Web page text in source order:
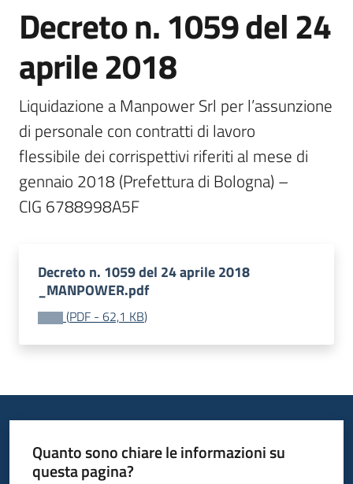
Decreto n. 1059 del 24
aprile 2018
Liquidazione a Manpower Srl per l’assunzione
di personale con contratti di lavoro
flessibile dei corrispettivi riferiti al mese di
gennaio 2018 (Prefettura di Bologna) –
CIG 6788998A5F
Decreto n. 1059 del 24 aprile 2018
_MANPOWER.pdf
(PDF - 62,1 KB)
Quanto sono chiare le informazioni su
questa pagina?